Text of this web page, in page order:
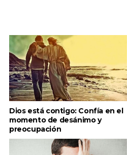
Dios está contigo: Confía en el
momento de desánimo y
preocupación